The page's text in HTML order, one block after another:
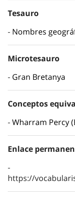
Tesauro
Nombres
Microtesauro
Gran Bretanya
Conceptos
Wharram Percy
Enlace
https://